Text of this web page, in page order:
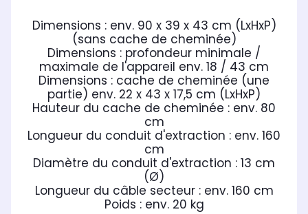
Dimensions : env. 90 x 39 x 43 cm (LxHxP)
(sans cache de cheminée)
Dimensions : profondeur minimale /
maximale de l'appareil env. 18 / 43 cm
Dimensions : cache de cheminée (une
partie) env. 22 x 43 x 17,5 cm (LxHxP)
Hauteur du cache de cheminée : env. 80
cm
Longueur du conduit d'extraction : env. 160
cm
Diamètre du conduit d'extraction : 13 cm
(Ø)
Longueur du câble secteur : env. 160 cm
Poids : env. 20 kg